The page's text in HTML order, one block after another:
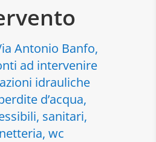
Antonio Banfo,
ad intervenire
idrauliche
d’acqua,
sanitari,
wc